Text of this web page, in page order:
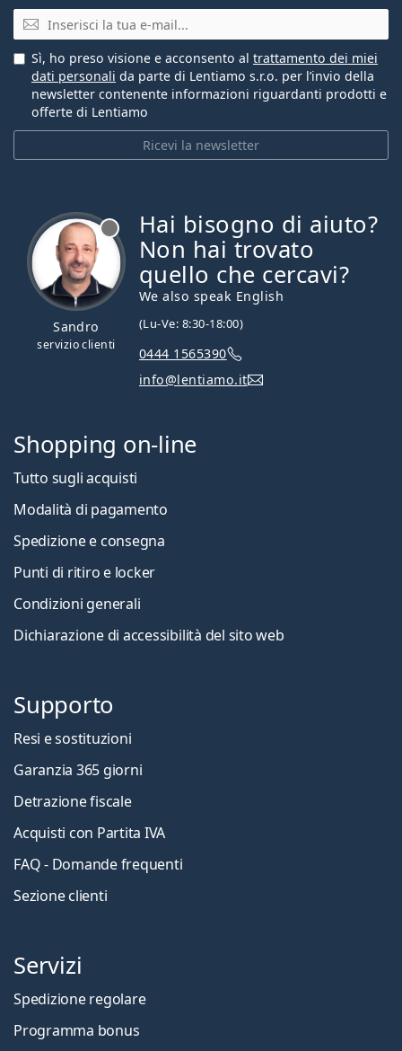
E-mail
Ricevi la newsletter
Sì, ho preso visione e acconsento al trattamento dei miei
dati personali da parte di Lentiamo s.r.o. per l’invio della
newsletter contenente informazioni riguardanti prodotti e
offerte di Lentiamo
Sandro
servizio clienti
Hai bisogno di aiuto?
Non hai trovato
quello che cercavi?
We also speak English
(Lu-Ve: 8:30-18:00)
0444 1565390
info@lentiamo.it
Shopping on-line
Tutto sugli acquisti
Modalità di pagamento
Spedizione e consegna
Punti di ritiro e locker
Condizioni generali
Dichiarazione di accessibilità del sito web
Supporto
Resi e sostituzioni
Garanzia 365 giorni
Detrazione fiscale
Acquisti con Partita IVA
FAQ - Domande frequenti
Sezione clienti
Servizi
Spedizione regolare
Programma bonus